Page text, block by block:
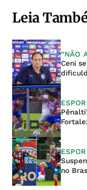
Leia
“NÃO
Ceni
no